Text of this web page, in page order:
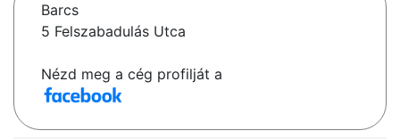
Barcs
5 Felszabadulás Utca
Nézd meg a cég profilját a